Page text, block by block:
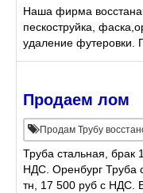
Наша фирма
пескоструйка,
удаление футеровки.
руб., а также продажа
Продаем лом
Продам Трубу
Труба стальная, брак
НДС. Оренбург Труба
тн, 17 500 руб с НДС.